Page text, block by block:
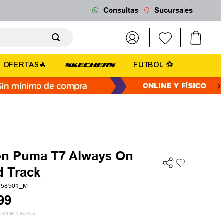
Consultas Sucursales
OFERTAS🔥 FÚTBOL ⚽
Puma T7 Always On
Track
$ 95.040 ,5